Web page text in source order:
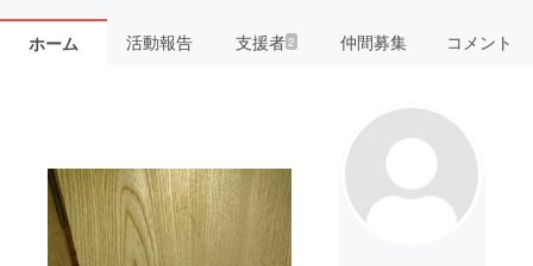
ホーム 活動報告 支援者2 仲間募集 コメント